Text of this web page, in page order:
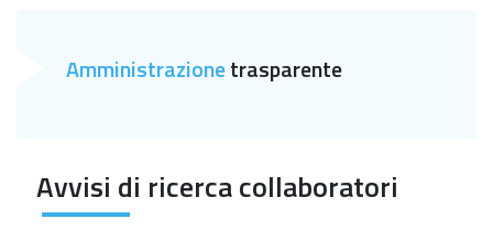
Avvisi di ricerca collaboratori
Amministrazionetrasparente